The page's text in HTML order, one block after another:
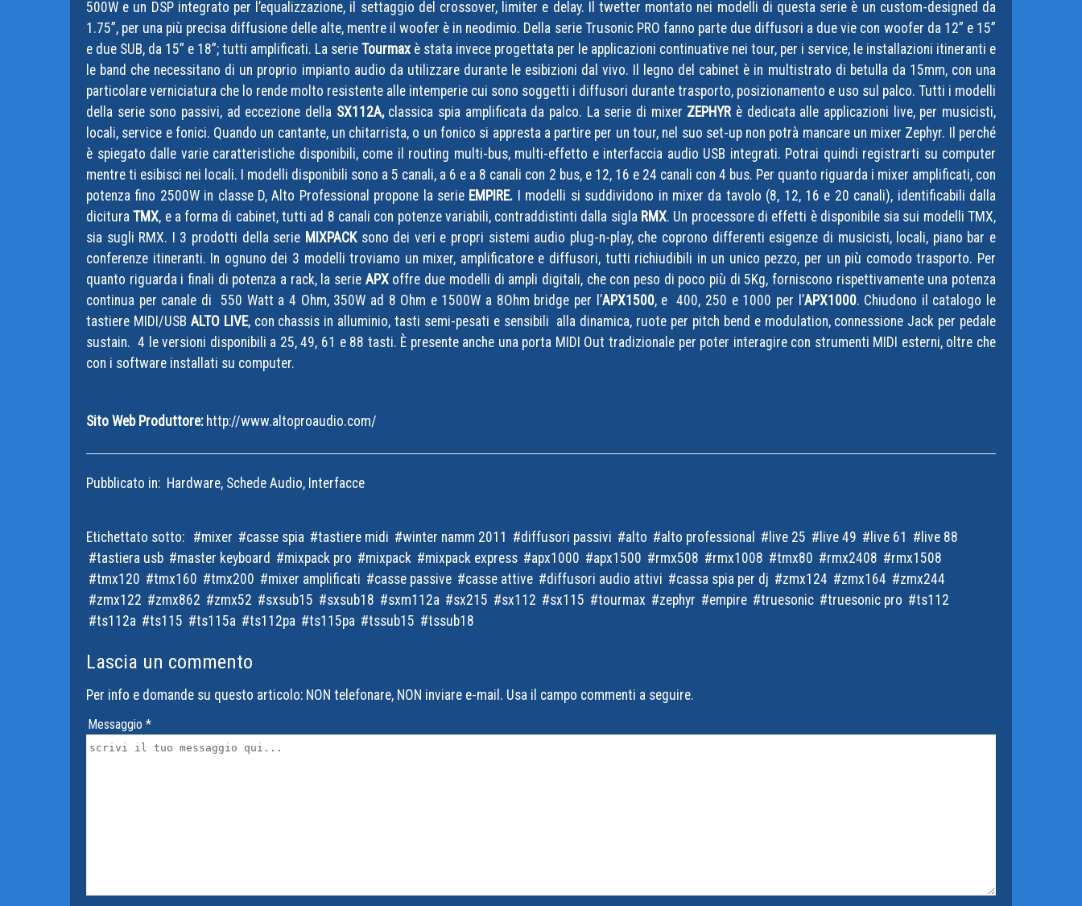
500W e un DSP integrato per l’equalizzazione, il settaggio del crossover, limiter e delay. Il twetter montato nei modelli di questa serie è un custom-designed da
1.75”, per una più precisa diffusione delle alte, mentre il woofer è in neodimio. Della serie Trusonic PRO fanno parte due diffusori a due vie con woofer da 12” e 15”
e due SUB, da 15” e 18”; tutti amplificati. La serie Tourmax è stata invece progettata per le applicazioni continuative nei tour, per i service, le installazioni itineranti e
le band che necessitano di un proprio impianto audio da utilizzare durante le esibizioni dal vivo. Il legno del cabinet è in multistrato di betulla da 15mm, con una
particolare verniciatura che lo rende molto resistente alle intemperie cui sono soggetti i diffusori durante trasporto, posizionamento e uso sul palco. Tutti i modelli
della serie sono passivi, ad eccezione della SX112A, classica spia amplificata da palco. La serie di mixer ZEPHYRè dedicata alle applicazioni live, per musicisti,
locali, service e fonici. Quando un cantante, un chitarrista, o un fonico si appresta a partire per un tour, nel suo set-up non potrà mancare un mixer Zephyr. Il perché
è spiegato dalle varie caratteristiche disponibili, come il routing multi-bus, multi-effetto e interfaccia audio USB integrati. Potrai quindi registrarti su computer
mentre ti esibisci nei locali. I modelli disponibili sono a 5 canali, a 6 e a 8 canali con 2 bus, e 12, 16 e 24 canali con 4 bus. Per quanto riguarda i mixer amplificati, con
potenza fino 2500W in classe D, Alto Professional propone la serie EMPIRE.
I modelli si suddividono in mixer da tavolo (8, 12, 16 e 20 canali), identificabili dalla
dicituraTMX, e a forma di cabinet, tutti ad 8 canali con potenze variabili, contraddistinti dalla sigla RMX. Un processore di effetti è disponibile sia sui modelli TMX,
sia sugli RMX. I 3 prodotti della serie MIXPACKsono dei veri e propri sistemi audio plug-n-play, che coprono differenti esigenze di musicisti, locali, piano bar e
conferenze itineranti. In ognuno dei 3 modelli troviamo un mixer, amplificatore e diffusori, tutti richiudibili in un unico pezzo, per un più comodo trasporto. Per
quanto riguarda i finali di potenza a rack, la serie APXoffre due modelli di ampli digitali, che con peso di poco più di 5Kg, forniscono rispettivamente una potenza
continua per canale di 550 Watt a 4 Ohm, 350W ad 8 Ohm e 1500W a 8Ohm bridge per l’APX1500, e 400, 250 e 1000 per l’APX1000. Chiudono il catalogo le
tastiere MIDI/USB ALTO LIVE, con chassis in alluminio, tasti semi-pesati e sensibili alla dinamica, ruote per pitch bend e modulation, connessione Jack per pedale
sustain. 4 le versioni disponibili a 25, 49, 61 e 88 tasti. È presente anche una porta MIDI Out tradizionale per poter interagire con strumenti MIDI esterni, oltre che
con i software installati su computer.
Sito Web Produttore: http://www.altoproaudio.com/
Pubblicato in: Hardware, Schede Audio, Interfacce
Etichettato sotto: mixer casse spia tastiere midi winter namm 2011 diffusori passivi alto alto professional live 25 live 49 live 61
live 88
tastiera usb
master keyboard mixpack pro mixpack mixpack express apx1000 apx1500 rmx508 rmx1008 tmx80 rmx2408
rmx1508
tmx120
tmx160 tmx200 mixer amplificati casse passive casse attive diffusori audio attivi cassa spia per dj zmx124 zmx164
zmx244
zmx122
zmx862 zmx52 sxsub15 sxsub18 sxm112a sx215 sx112 sx115 tourmax zephyr empire truesonic truesonic pro
ts112
ts112a
ts115 ts115a ts112pa ts115pa tssub15 tssub18
Lascia un commento
Per info e domande su questo articolo: NON telefonare, NON inviare e-mail. Usa il campo commenti a seguire.
Messaggio *